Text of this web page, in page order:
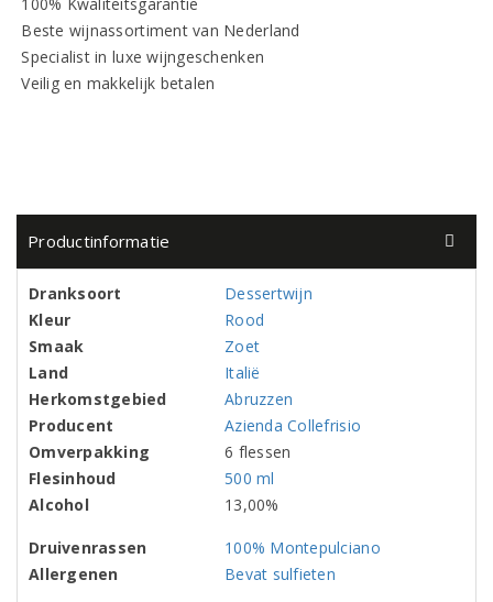
Beste wijnassortiment van Nederland
Specialist in luxe wijngeschenken
Veilig en makkelijk betalen
Productinformatie
Dranksoort
Dessertwijn
Kleur
Rood
Smaak
Zoet
Land
Italië
Herkomstgebied
Abruzzen
Producent
Azienda Collefrisio
Omverpakking
6 flessen
Flesinhoud
500 ml
Alcohol
13,00%
Druivenrassen
100% Montepulciano
Allergenen
Bevat sulfieten